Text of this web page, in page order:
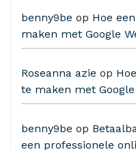
benny9be op Hoe
maken met Google
Roseanna azie op
te maken met
benny9be op
een professionele